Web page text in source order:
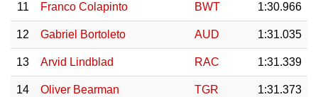
11 Franco Colapinto BWT 1:30.966
12 Gabriel Bortoleto AUD 1:31.035
13 Arvid Lindblad RAC 1:31.339
14 Oliver Bearman TGR 1:31.373